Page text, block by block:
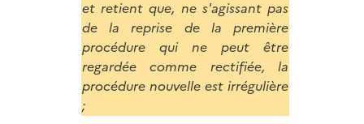
et retient que, ne s'agissant pas
de la reprise de la première
procédure qui ne peut être
regardée comme rectifiée, la
procédure nouvelle est irrégulière
;